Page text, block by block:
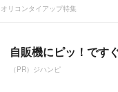
オリコンタイアップ特集
自販機にピッ！です
（PR）ジハンピ